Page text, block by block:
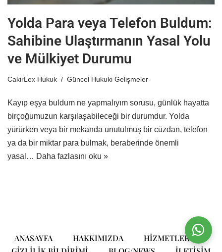
Yolda Para veya Telefon Buldum:
Sahibine Ulaştırmanın Yasal Yolu
ve Mülkiyet Durumu
CakirLex Hukuk Güncel Hukuki Gelişmeler
Kayıp eşya buldum ne yapmalıyım sorusu, günlük hayatta
birçoğumuzun karşılaşabileceği bir durumdur. Yolda
yürürken veya bir mekanda unutulmuş bir cüzdan, telefon
ya da bir miktar para bulmak, beraberinde önemli
yasal… Daha fazlasını oku »
ANASAYFA HAKKIMIZDA
HIZMETLERIMIZ